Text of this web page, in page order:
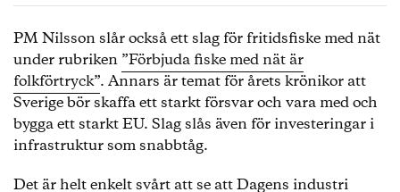
PM Nilsson slår också ett slag för fritidsfiske med nät
under rubriken ”Förbjuda fiske med nät är
folkförtryck”. Annars är temat för årets krönikor att
Sverige bör skaffa ett starkt försvar och vara med och
bygga ett starkt EU. Slag slås även för investeringar i
infrastruktur som snabbtåg.
Det är helt enkelt svårt att se att Dagens industri